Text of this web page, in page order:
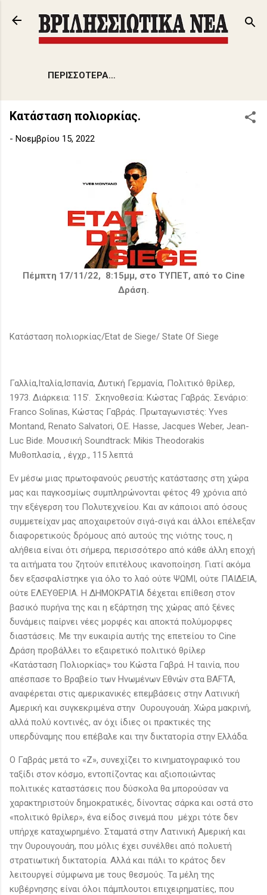
Μετάβαση στο κύριο περιεχόμενο
ΠΕΡΙΣΣΌΤΕΡΑ…
Κατάσταση πολιορκίας.
- Νοεμβρίου 15, 2022
Πέμπτη 17/11/22, 8:15μμ, στο ΤΥΠΕΤ, από το Cine
Δράση.
Κατάσταση πολιορκίας/Etat de Siege/ State Of Siege
Γαλλία,Ιταλία,Ισπανία, Δυτική Γερμανία, Πολιτικό θρίλερ,
1973. Διάρκεια: 115’. Σκηνοθεσία: Κώστας Γαβράς. Σενάριο:
Franco Solinas, Κώστας Γαβράς. Πρωταγωνιστές: Yves
Montand, Renato Salvatori, O.E. Hasse, Jacques Weber, Jean-
Luc Bide. Μουσική Soundtrack: Mikis Theodorakis
Μυθοπλασία, , έγχρ., 115 λεπτά
Εν μέσω μιας πρωτοφανούς ρευστής κατάστασης στη χώρα
μας και παγκοσμίως συμπληρώνονται φέτος 49 χρόνια από
την εξέγερση του Πολυτεχνείου. Και αν κάποιοι από όσους
συμμετείχαν μας αποχαιρετούν σιγά-σιγά και άλλοι επέλεξαν
διαφορετικούς δρόμους από αυτούς της νιότης τους, η
αλήθεια είναι ότι σήμερα, περισσότερο από κάθε άλλη εποχή
τα αιτήματα του ζητούν επιτέλους ικανοποίηση. Γιατί ακόμα
δεν εξασφαλίστηκε για όλο το λαό ούτε ΨΩΜΙ, ούτε ΠΑΙΔΕΙΑ,
ούτε ΕΛΕΥΘΕΡΙΑ. Η ΔΗΜΟΚΡΑΤΙΑ δέχεται επίθεση στον
βασικό πυρήνα της και η εξάρτηση της χώρας από ξένες
δυνάμεις παίρνει νέες μορφές και αποκτά πολύμορφες
διαστάσεις. Με την ευκαιρία αυτής της επετείου το Cine
Δράση προβάλλει το εξαιρετικό πολιτικό θρίλερ
«Κατάσταση Πολιορκίας» του Κώστα Γαβρά. Η ταινία, που
απέσπασε το Βραβείο των Ηνωμένων Εθνών στα BAFTA,
αναφέρεται στις αμερικανικές επεμβάσεις στην Λατινική
Αμερική και συγκεκριμένα στην Ουρουγουάη. Χώρα μακρινή,
αλλά πολύ κοντινές, αν όχι ίδιες οι πρακτικές της
υπερδύναμης που επέβαλε και την δικτατορία στην Ελλάδα.
Ο Γαβράς μετά το «Ζ», συνεχίζει το κινηματογραφικό του
ταξίδι στον κόσμο, εντοπίζοντας και αξιοποιώντας
πολιτικές καταστάσεις που δύσκολα θα μπορούσαν να
χαρακτηριστούν δημοκρατικές, δίνοντας σάρκα και οστά στο
«πολιτικό θρίλερ», ένα είδος σινεμά που μέχρι τότε δεν
υπήρχε καταχωρημένο. Σταματά στην Λατινική Αμερική και
την Ουρουγουάη, που μόλις έχει συνέλθει από πολυετή
στρατιωτική δικτατορία. Αλλά και πάλι το κράτος δεν
λειτουργεί σύμφωνα με τους θεσμούς. Τα μέλη της
κυβέρνησης είναι όλοι πάμπλουτοι επιχειρηματίες, που